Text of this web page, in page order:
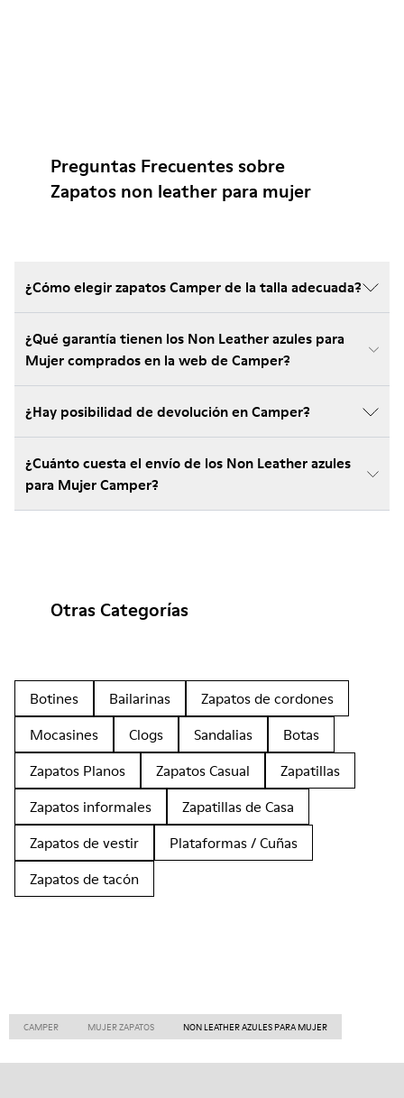
Preguntas Frecuentes sobre
Zapatos non leather para mujer
¿Cómo elegir zapatos Camper de la talla adecuada?
¿Qué garantía tienen los Non Leather azules para
Mujer comprados en la web de Camper?
¿Hay posibilidad de devolución en Camper?
¿Cuánto cuesta el envío de los Non Leather azules
para Mujer Camper?
Otras Categorías
Botines Bailarinas
Zapatos de cordones
Mocasines
Clogs Sandalias
Botas
Zapatos Planos
Zapatos Casual
Zapatillas
Zapatos informales
Zapatillas de Casa
Zapatos de vestir
Plataformas / Cuñas
Zapatos de tacón
CAMPER MUJER ZAPATOS NON LEATHER AZULES PARA MUJER